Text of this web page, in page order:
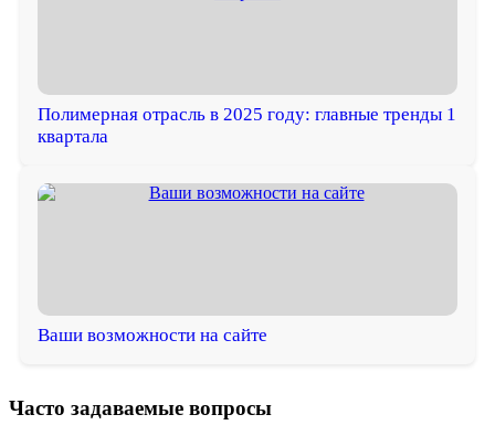
Полимерная отрасль в 2025 году: главные тренды 1
квартала
Ваши возможности на сайте
Часто задаваемые вопросы